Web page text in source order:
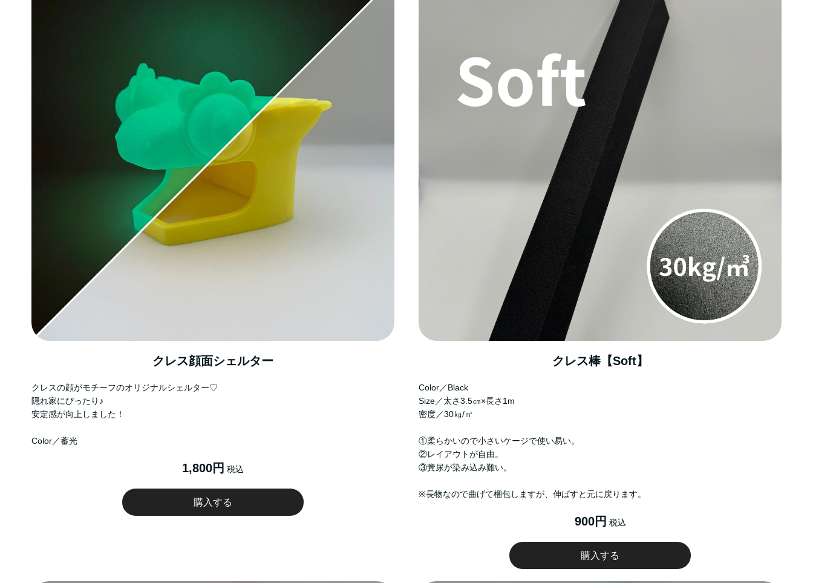
クレス顔面シェルター
クレスの顔がモチーフのオリジナルシェルター♡
隠れ家にぴったり♪
安定感が向上しました！
Color／蓄光
1,800円 税込
購入する
クレス棒【Soft】
Color／Black
Size／太さ3.5㎝×長さ1m
密度／30㎏/㎥
①柔らかいので小さいケージで使い易い。
②レイアウトが自由。
③糞尿が染み込み難い。
※長物なので曲げて梱包しますが、伸ばすと元に戻ります。
900円 税込
購入する